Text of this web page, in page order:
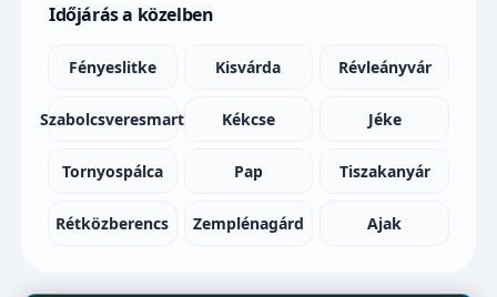
Időjárás a közelben
Fényeslitke Kisvárda Révleányvár
Szabolcsveresmart Kékcse Jéke
Tornyospálca Pap Tiszakanyár
Rétközberencs Zemplénagárd Ajak